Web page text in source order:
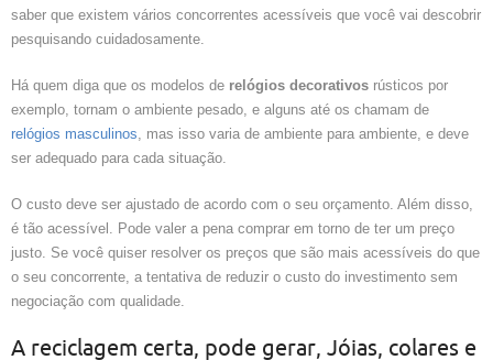
saber que existem vários concorrentes acessíveis que você vai descobrir
pesquisando cuidadosamente.
Há quem diga que os modelos de relógios decorativos rústicos por
exemplo, tornam o ambiente pesado, e alguns até os chamam de
relógios masculinos , mas isso varia de ambiente para ambiente, e deve
ser adequado para cada situação.
O custo deve ser ajustado de acordo com o seu orçamento. Além disso,
é tão acessível. Pode valer a pena comprar em torno de ter um preço
justo. Se você quiser resolver os preços que são mais acessíveis do que
o seu concorrente, a tentativa de reduzir o custo do investimento sem
negociação com qualidade.
A reciclagem certa, pode gerar, Jóias, colares e